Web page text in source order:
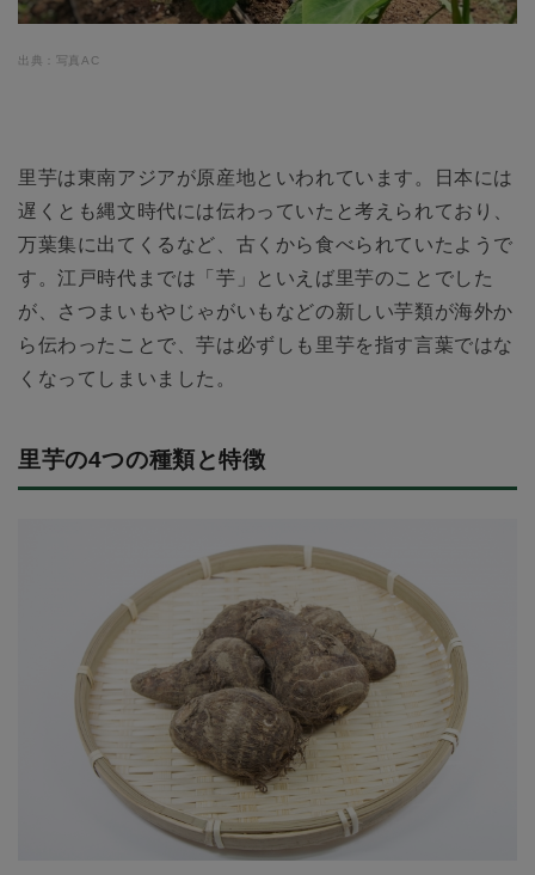
出典：写真AC
里芋は東南アジアが原産地といわれています。日本には
遅くとも縄文時代には伝わっていたと考えられており、
万葉集に出てくるなど、古くから食べられていたようで
す。江戸時代までは「芋」といえば里芋のことでした
が、さつまいもやじゃがいもなどの新しい芋類が海外か
ら伝わったことで、芋は必ずしも里芋を指す言葉ではな
くなってしまいました。
里芋の4つの種類と特徴